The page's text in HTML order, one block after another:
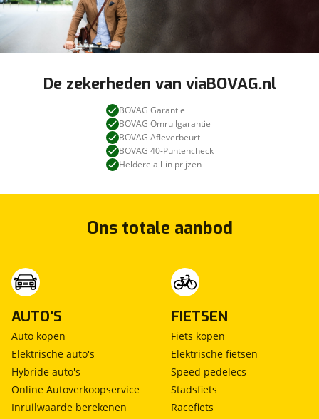
De zekerheden van viaBOVAG.nl
BOVAG Garantie
BOVAG Omruilgarantie
BOVAG Afleverbeurt
BOVAG 40-Puntencheck
Heldere all-in prijzen
Ons totale aanbod
AUTO'S
Auto kopen
Elektrische auto's
Hybride auto's
Online Autoverkoopservice
Inruilwaarde berekenen
FIETSEN
Fiets kopen
Elektrische fietsen
Speed pedelecs
Stadsfiets
Racefiets